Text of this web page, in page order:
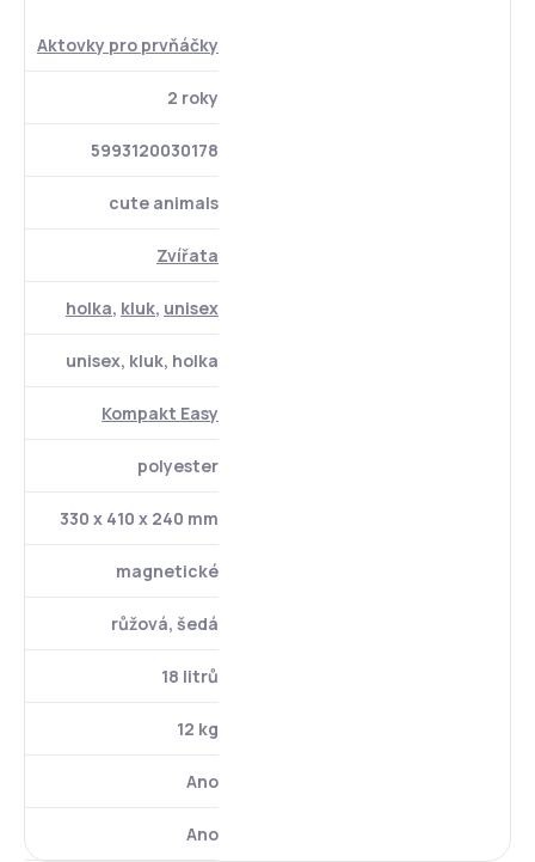
Aktovky pro prvňáčky
2 roky
5993120030178
cute animals
Zvířata
holka, kluk, unisex
unisex, kluk, holka
Kompakt Easy
polyester
330 x 410 x 240 mm
magnetické
růžová, šedá
18 litrů
12 kg
Ano
Ano